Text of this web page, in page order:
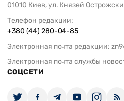
01010 Киев, ул. Князей
Телефон редакции:
+380 (44) 280-04-85
Электронная почта редакции:
Электронная почта службы
СОЦСЕТИ